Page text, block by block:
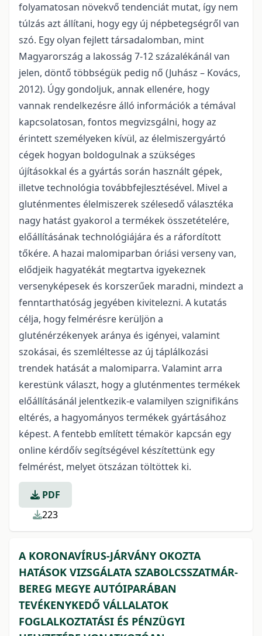
folyamatosan növekvő tendenciát mutat, így nem
túlzás azt állítani, hogy egy új népbetegségről van
szó. Egy olyan fejlett társadalomban, mint
Magyarország a lakosság 7-12 százalékánál van
jelen, döntő többségük pedig nő (Juhász – Kovács,
2012). Úgy gondoljuk, annak ellenére, hogy
vannak rendelkezésre álló információk a témával
kapcsolatosan, fontos megvizsgálni, hogy az
érintett személyeken kívül, az élelmiszergyártó
cégek hogyan boldogulnak a szükséges
újításokkal és a gyártás során használt gépek,
illetve technológia továbbfejlesztésével. Mivel a
gluténmentes élelmiszerek szélesedő választéka
nagy hatást gyakorol a termékek összetételére,
előállításának technológiájára és a ráfordított
tőkére. A hazai malomiparban óriási verseny van,
elődjeik hagyatékát megtartva igyekeznek
versenyképesek és korszerűek maradni, mindezt a
fenntarthatóság jegyében kivitelezni. A kutatás
célja, hogy felmérésre kerüljön a
gluténérzékenyek aránya és igényei, valamint
szokásai, és szemléltesse az új táplálkozási
trendek hatását a malomiparra. Valamint arra
kerestünk választ, hogy a gluténmentes termékek
előállításánál jelentkezik-e valamilyen szignifikáns
eltérés, a hagyományos termékek gyártásához
képest. A fentebb említett témakör kapcsán egy
online kérdőív segítségével készítettünk egy
felmérést, melyet ötszázan töltöttek ki.
PDF
223
A KORONAVÍRUS-JÁRVÁNY OKOZTA
HATÁSOK VIZSGÁLATA SZABOLCSSZATMÁR-
BEREG MEGYE AUTÓIPARÁBAN
TEVÉKENYKEDŐ VÁLLALATOK
FOGLALKOZTATÁSI ÉS PÉNZÜGYI